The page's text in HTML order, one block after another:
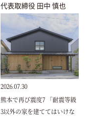
代表取締役 田中 慎也
2026.07.30
熊本で再び震度7 「耐震等級
3以外の家を建ててはいけな